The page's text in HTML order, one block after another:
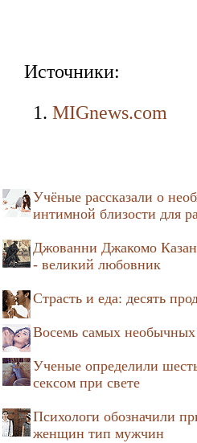
Источники:
MIGnews.com
Учёные рассказали о
интимной близости для
Джованни Джакомо
- великий любовник
Страсть и еда: десять
Восемь самых необычных
Ученые определили
сексом при свете
Психологи обозначили
женщин тип мужчин